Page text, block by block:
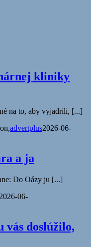
kliniky
na to, aby vyjadrili, [...]
advertplus2026-06-
a ja
Do Oázy ju [...]
2026-06-
vás doslúžilo,